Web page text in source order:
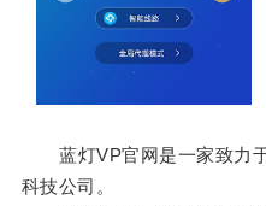
蓝灯VP官网是一家致力于
科技公司。